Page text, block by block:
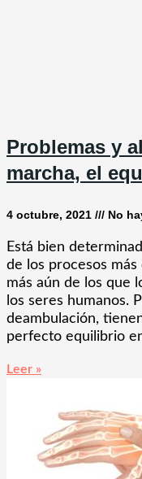
Problemas y
marcha, el
4 octubre, 2021 No
Está bien
de los procesos
más aún de los que
los seres humanos.
deambulación,
perfecto equilibrio
Leer »